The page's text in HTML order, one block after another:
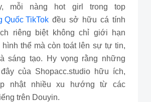
mỗi nàng hot girl trong top
Quốc TikTok đều sở hữu cá tính
riêng biệt không chỉ giới hạn
hình thể mà còn toát lên sự tự tin,
sáng tạo. Hy vọng rằng những
của Shopacc.studio hữu ích,
nhật nhiều xu hướng từ các
trên Douyin.